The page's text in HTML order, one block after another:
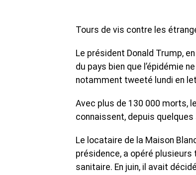
Tours de vis contre les
Le président Donald Trump,
du pays bien que l’épidémie
notamment tweeté lundi en
Avec plus de 130 000 morts,
connaissent, depuis
Le locataire de la Maison
présidence, a opéré
sanitaire. En juin, il avait